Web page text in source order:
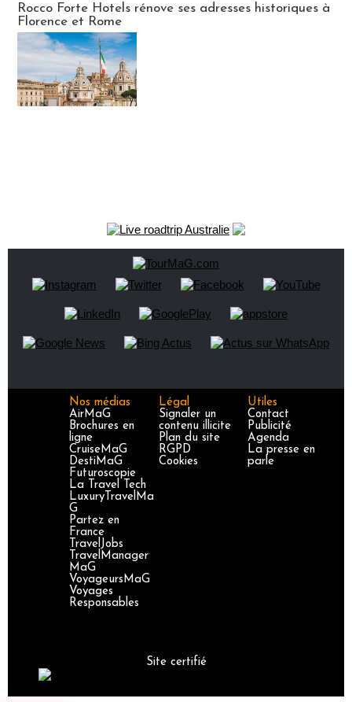
Rocco Forte Hotels rénove ses adresses historiques à
Florence et Rome
Nos médias
AirMaG
Brochures en
ligne
CruiseMaG
DestiMaG
Futuroscopie
La Travel Tech
LuxuryTravelMa
G
Partez en
France
TravelJobs
TravelManager
MaG
VoyageursMaG
Voyages
Responsables
Légal
Signaler un
contenu illicite
Plan du site
RGPD
Cookies
Utiles
Contact
Publicité
Agenda
La presse en
parle
Site certifié